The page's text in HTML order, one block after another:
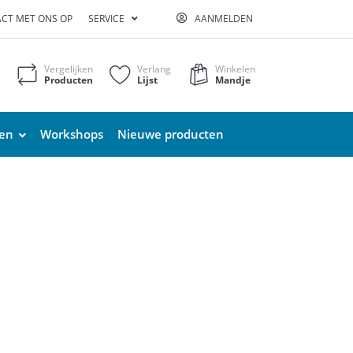
MET ONS OP SERVICE AANMELDEN
Vergelijken
Producten
Verlang
Lijst
Winkelen
Mandje
Workshops Nieuwe producten